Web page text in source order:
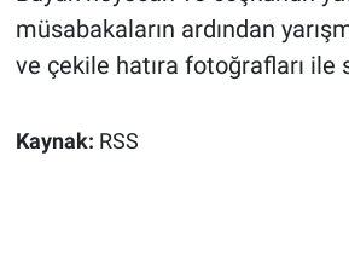
müsabakaların ardından
ve çekile hatıra fotoğrafları ile
Kaynak: RSS